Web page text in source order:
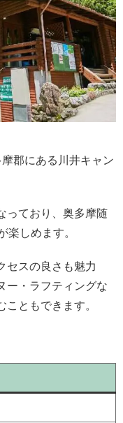
郡にある川井キャン
っており、奥多摩随
楽しめます。
セスの良さも魅力
ー・ラフティングな
ともできます。